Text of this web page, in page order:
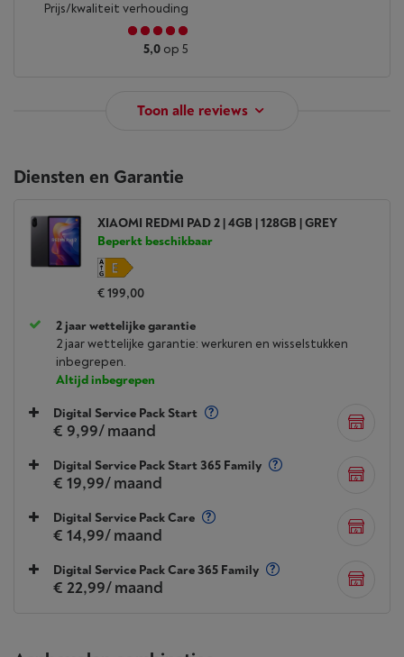
Prijs/kwaliteit verhouding
5,0 op 5
Toon alle reviews
Diensten en Garantie
XIAOMI REDMI PAD 2 | 4GB | 128GB | GREY
Beperkt beschikbaar
€ 199,00
2 jaar wettelijke garantie
2 jaar wettelijke garantie: werkuren en wisselstukken
inbegrepen.
Altijd inbegrepen
Digital Service Pack Start
€ 9,99/ maand
Digital Service Pack Start 365 Family
€ 19,99/ maand
Digital Service Pack Care
€ 14,99/ maand
Digital Service Pack Care 365 Family
€ 22,99/ maand